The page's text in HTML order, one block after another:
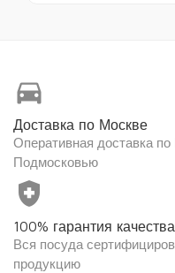
directions_car
Доставка по Москве
Оперативная доставка
Подмосковью
health_and_safety
100% гарантия
Вся посуда
продукцию